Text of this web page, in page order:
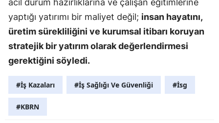
acil durum hazırlıklarına ve çalışan eğitimlerine
yaptığı yatırımı bir maliyet değil; insan hayatını,
üretim sürekliliğini ve kurumsal itibarı koruyan
stratejik bir yatırım olarak değerlendirmesi
gerektiğini söyledi.
#İş Kazaları #İş Sağlığı Ve Güvenliği #İsg
#KBRN